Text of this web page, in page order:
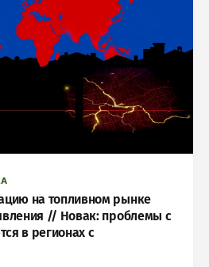
на топливном рынке
// Новак: проблемы с
в регионах с